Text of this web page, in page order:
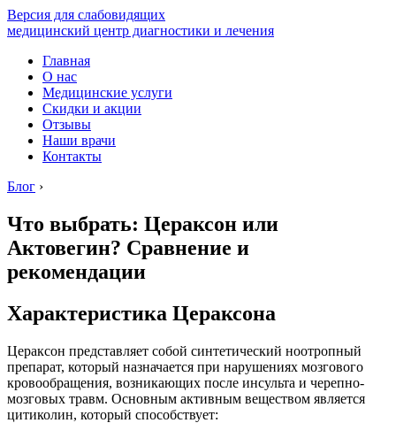
Версия для слабовидящих
медицинский центр диагностики и лечения
Главная
О нас
Медицинские услуги
Скидки и акции
Отзывы
Наши врачи
Контакты
Блог ›
Что выбрать: Цераксон или
Актовегин? Сравнение и
рекомендации
Характеристика Цераксона
Цераксон представляет собой синтетический ноотропный
препарат, который назначается при нарушениях мозгового
кровообращения, возникающих после инсульта и черепно-
мозговых травм. Основным активным веществом является
цитиколин, который способствует: